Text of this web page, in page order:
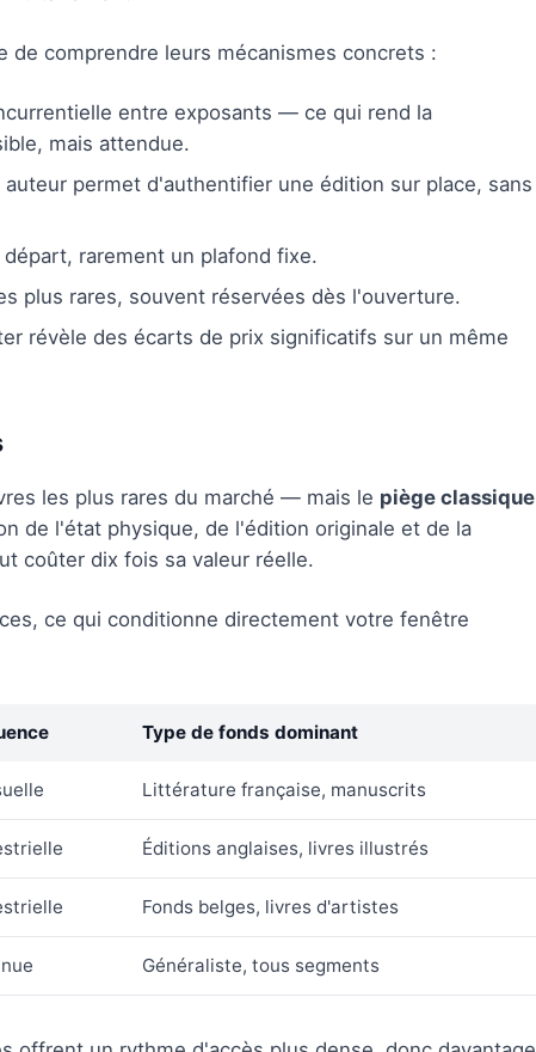
comprendre leurs mécanismes concrets :
entre exposants — ce qui rend la
mais attendue.
permet d'authentifier une édition sur place, sans
rarement un plafond fixe.
plus rares, souvent réservées dès l'ouverture.
révèle des écarts de prix significatifs sur un même
les plus rares du marché — mais le piège classique
de l'état physique, de l'édition originale et de la
coûter dix fois sa valeur réelle.
ce qui conditionne directement votre fenêtre
Type de fonds dominant
Littérature française, manuscrits
Éditions anglaises, livres illustrés
Fonds belges, livres d'artistes
Généraliste, tous segments